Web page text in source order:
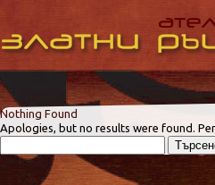
Nothing Found
Apologies, but no results were found.
за: